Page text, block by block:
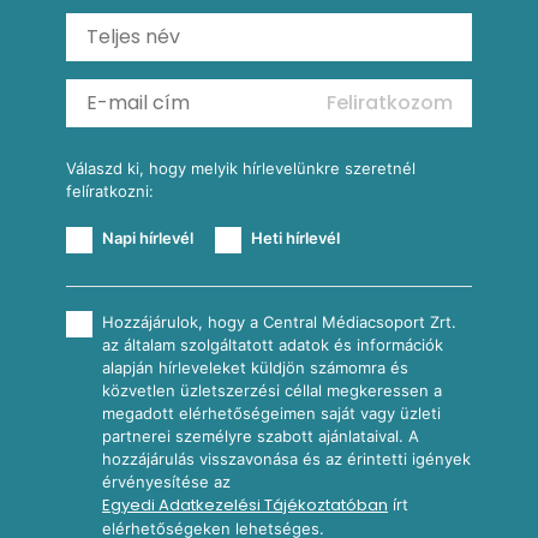
Ratatouille
Almás-kéksajtos kukoricasaláta
Köretek
Reggeli receptek
Feliratkozom
Válaszd ki, hogy melyik hírlevelünkre szeretnél
felíratkozni:
Napi hírlevél Heti hírlevél
Hozzájárulok, hogy a Central Médiacsoport Zrt.
az általam szolgáltatott adatok és információk
alapján hírleveleket küldjön számomra és
közvetlen üzletszerzési céllal megkeressen a
megadott elérhetőségeimen saját vagy üzleti
partnerei személyre szabott ajánlataival. A
hozzájárulás visszavonása és az érintetti igények
érvényesítése az
Egyedi Adatkezelési Tájékoztatóban írt
elérhetőségeken lehetséges.